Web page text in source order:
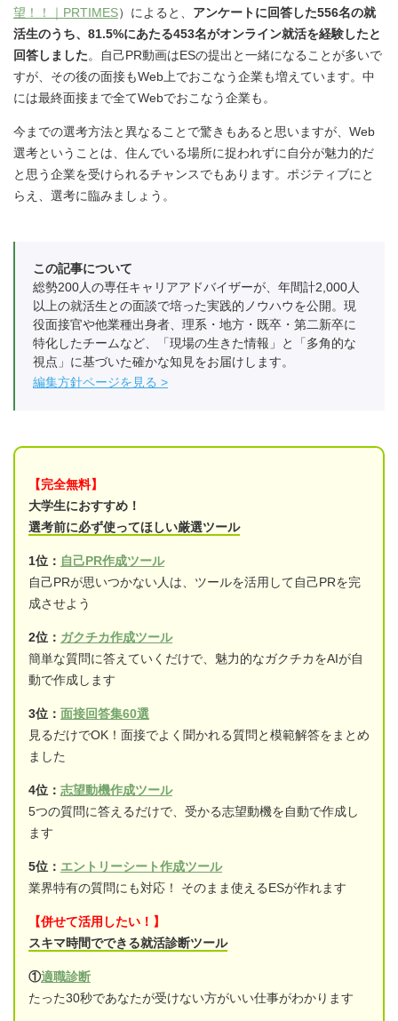
望！！｜PRTIMES）によると、 アンケートに回答した556名の就
活生のうち、81.5%にあたる453名がオンライン就活を経験したと
回答しました。自己PR動画はESの提出と一緒になることが多いで
すが、その後の面接もWeb上でおこなう企業も増えています。中
には最終面接まで全てWebでおこなう企業も。
今までの選考方法と異なることで驚きもあると思いますが、Web
選考ということは、住んでいる場所に捉われずに自分が魅力的だ
と思う企業を受けられるチャンスでもあります。ポジティブにと
らえ、選考に臨みましょう。
この記事について
総勢200人の専任キャリアアドバイザーが、年間計2,000人
以上の就活生との面談で培った実践的ノウハウを公開。現
役面接官や他業種出身者、理系・地方・既卒・第二新卒に
特化したチームなど、「現場の生きた情報」と「多角的な
視点」に基づいた確かな知見をお届けします。
編集方針ページを見る
【完全無料】
大学生におすすめ！
選考前に必ず使ってほしい厳選ツール
1位： 自己PR作成ツール
自己PRが思いつかない人は、ツールを活用して自己PRを完
成させよう
2位： ガクチカ作成ツール
簡単な質問に答えていくだけで、魅力的なガクチカをAIが自
動で作成します
3位： 面接回答集60選
見るだけでOK！面接でよく聞かれる質問と模範解答をまとめ
ました
4位： 志望動機作成ツール
5つの質問に答えるだけで、受かる志望動機を自動で作成し
ます
5位： エントリーシート作成ツール
業界特有の質問にも対応！ そのまま使えるESが作れます
【併せて活用したい！】
スキマ時間でできる就活診断ツール
①適職診断
たった30秒であなたが受けない方がいい仕事がわかります